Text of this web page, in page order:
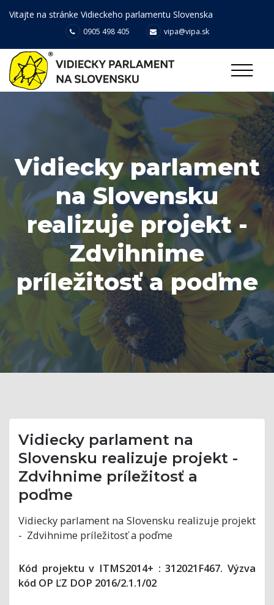
Vitajte na stránke Vidieckeho parlamentu Slovenska
0905 498 405 vipa@vipa.sk
Vidiecky parlament
na Slovensku
realizuje projekt -
Zdvihnime
príležitosť a poďme
Vidiecky parlament na
Slovensku realizuje projekt -
Zdvihnime príležitosť a
poďme
Vidiecky parlament na Slovensku realizuje projekt
- Zdvihnime príležitosť a poďme
Kód projektu v ITMS2014+ : 312021F467. Výzva
kód OP ĽZ DOP 2016/2.1.1/02